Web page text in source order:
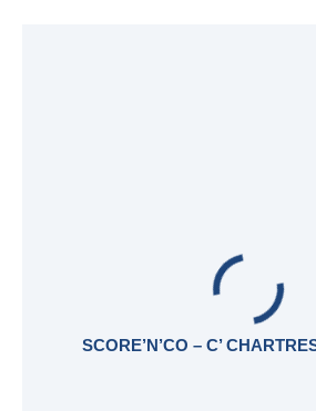
SCORE’N’CO – C’